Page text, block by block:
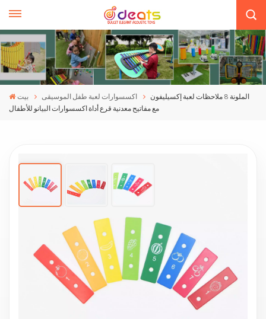
بيت اكسسوارات لعبة طفل الموسيقى
الملونة 8 ملاحظات لعبة إكسيليفون
مع مفاتيح معدنية قرع أداة اكسسوارات البيانو للأطفال
الملونة 8 ملاحظات لعبة إكسيليفون مع مفاتيح
معدنية قرع أداة اكسسوارات البيانو للأطفال
ملحق قطعة الأوكتاف بنمط الفاكهة المطبوع على
الوسادة هو ملحق آلة موسيقية لطيف وممتع يستخدم
تقنية طباعة الوسادة لطباعة أنماط فواكه مختلفة على
القطعة ، مما يجعل القطعة لم تعد مملة ورتيبة ، ولكنها
مليئة بالحيوية والطاقة. هذا الملحق مناسب لجميع